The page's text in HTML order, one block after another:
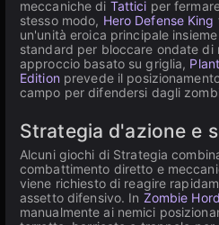
meccaniche di Tattici per
stesso modo, Hero Defense King
un'unità eroica principale
standard per bloccare ondate di
approccio basato su griglia,
Edition prevede il
campo per difendersi dagli
Strategia d'azione e
Alcuni giochi di Strategia
combattimento diretto e
viene richiesto di reagire
assetto difensivo. In Zombie
manualmente ai nemici